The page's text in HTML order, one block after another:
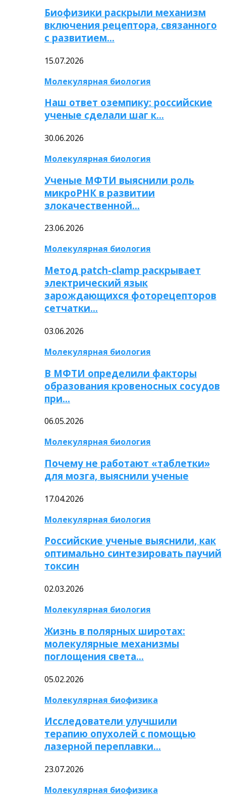
Биофизики раскрыли механизм
включения рецептора, связанного
с развитием…
15.07.2026
Молекулярная биология
Наш ответ оземпику: российские
ученые сделали шаг к…
30.06.2026
Молекулярная биология
Ученые МФТИ выяснили роль
микроРНК в развитии
злокачественной…
23.06.2026
Молекулярная биология
Метод patch-clamp раскрывает
электрический язык
зарождающихся фоторецепторов
сетчатки…
03.06.2026
Молекулярная биология
В МФТИ определили факторы
образования кровеносных сосудов
при…
06.05.2026
Молекулярная биология
Почему не работают «таблетки»
для мозга, выяснили ученые
17.04.2026
Молекулярная биология
Российские ученые выяснили, как
оптимально синтезировать паучий
токсин
02.03.2026
Молекулярная биология
Жизнь в полярных широтах:
молекулярные механизмы
поглощения света…
05.02.2026
Молекулярная биофизика
Исследователи улучшили
терапию опухолей с помощью
лазерной переплавки…
23.07.2026
Молекулярная биофизика